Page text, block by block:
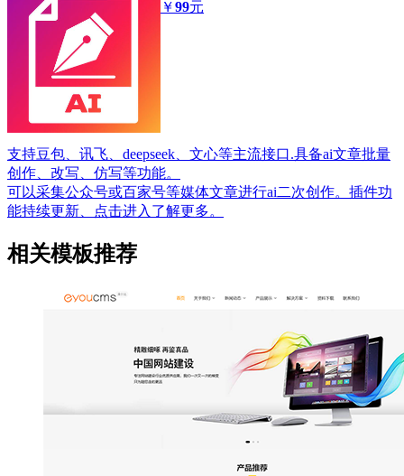
￥99元
支持豆包、讯飞、deepseek、文心等主流接口.具备ai文章批量
创作、改写、仿写等功能。
可以采集公众号或百家号等媒体文章进行ai二次创作。插件功
能持续更新、点击进入了解更多。
相关模板推荐